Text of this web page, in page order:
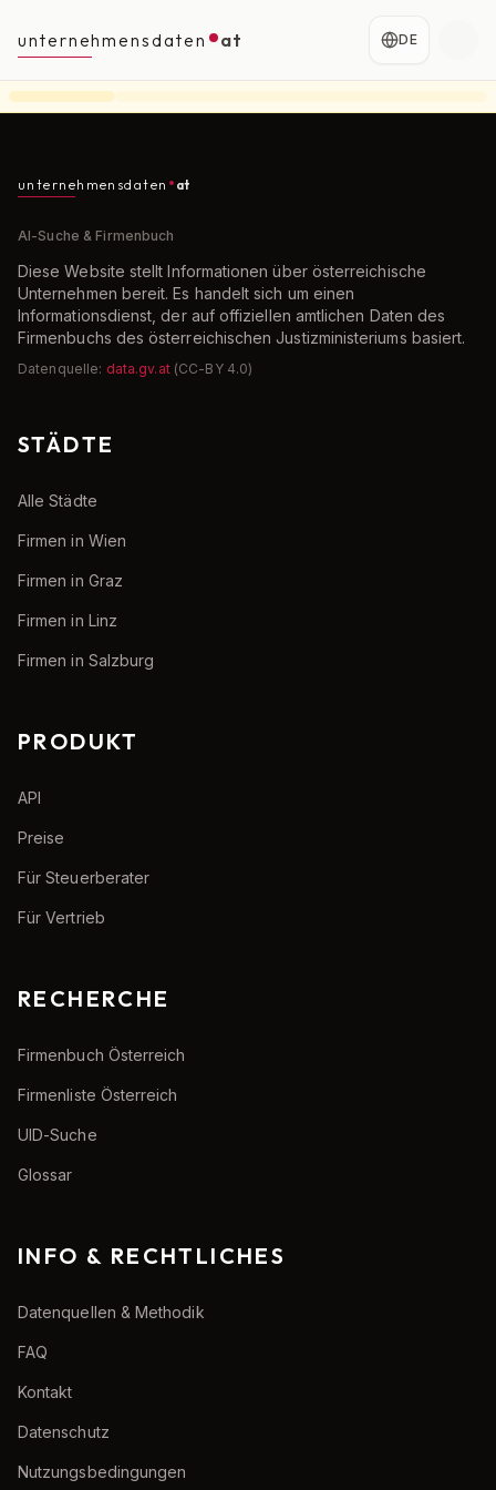
unternehmensdaten at DE
unternehmensdaten at
AI-Suche & Firmenbuch
Diese Website stellt Informationen über österreichische
Unternehmen bereit. Es handelt sich um einen
Informationsdienst, der auf offiziellen amtlichen Daten des
Firmenbuchs des österreichischen Justizministeriums basiert.
Datenquelle: data.gv.at (CC-BY 4.0)
STÄDTE
Alle Städte
Firmen in Wien
Firmen in Graz
Firmen in Linz
Firmen in Salzburg
PRODUKT
API
Preise
Für Steuerberater
Für Vertrieb
RECHERCHE
Firmenbuch Österreich
Firmenliste Österreich
UID-Suche
Glossar
INFO & RECHTLICHES
Datenquellen & Methodik
FAQ
Kontakt
Datenschutz
Nutzungsbedingungen